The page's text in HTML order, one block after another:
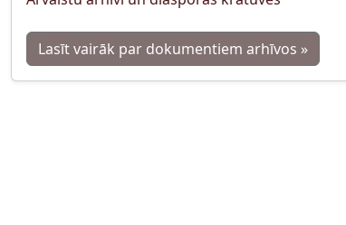
Lasīt vairāk par dokumentiem arhīvos »